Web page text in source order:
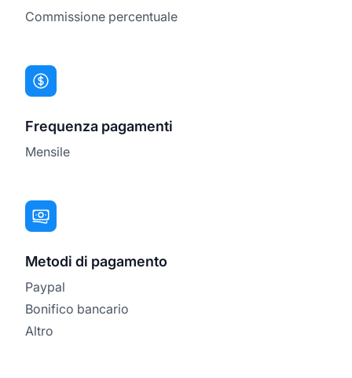
Commissione percentuale
Frequenza pagamenti
Mensile
Metodi di pagamento
Paypal
Bonifico bancario
Altro